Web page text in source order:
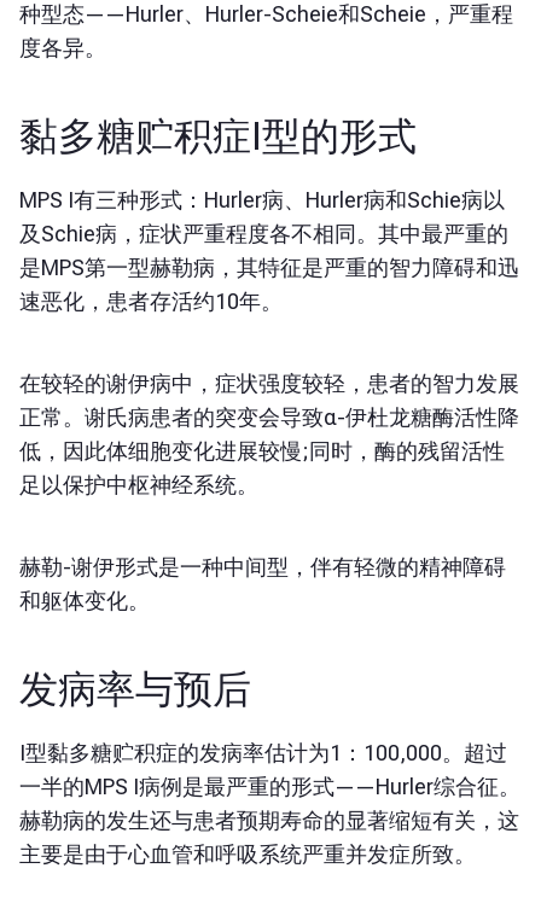
种型态——Hurler、Hurler-Scheie和Scheie，严重程
度各异。
黏多糖贮积症I型的形式
MPS I有三种形式：Hurler病、Hurler病和Schie病以
及Schie病，症状严重程度各不相同。其中最严重的
是MPS第一型赫勒病，其特征是严重的智力障碍和迅
速恶化，患者存活约10年。
在较轻的谢伊病中，症状强度较轻，患者的智力发展
正常。谢氏病患者的突变会导致α-伊杜龙糖酶活性降
低，因此体细胞变化进展较慢;同时，酶的残留活性
足以保护中枢神经系统。
赫勒-谢伊形式是一种中间型，伴有轻微的精神障碍
和躯体变化。
发病率与预后
I型黏多糖贮积症的发病率估计为1：100,000。超过
一半的MPS I病例是最严重的形式——Hurler综合征。
赫勒病的发生还与患者预期寿命的显著缩短有关，这
主要是由于心血管和呼吸系统严重并发症所致。